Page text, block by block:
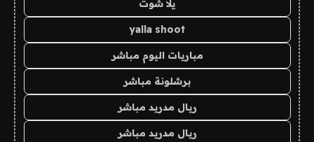
يلا شوت
yalla shoot
مباريات اليوم مباشر
برشلونة مباشر
ريال مدريد مباشر
ريال مدريد مباشر